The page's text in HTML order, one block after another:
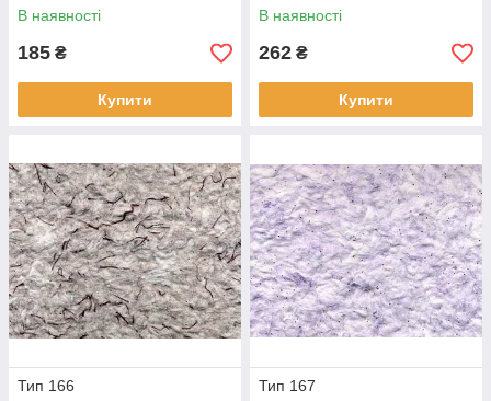
В наявності
185 ₴
Купити
В наявності
262 ₴
Купити
Тип 166
Тип 167